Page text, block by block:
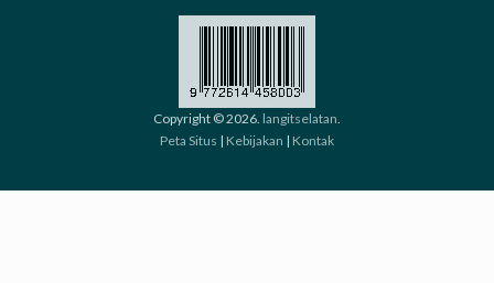
Copyright © 2026. langitselatan.
Peta Situs | Kebijakan | Kontak